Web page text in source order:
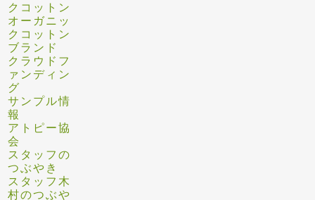
クコットン
オーガニッ
クコットン
ブランド
クラウドフ
ァンディン
グ
サンプル情
報
アトピー協
会
スタッフの
つぶやき
スタッフ木
村のつぶや